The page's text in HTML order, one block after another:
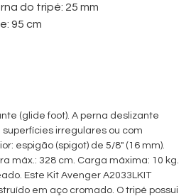
do tripé: 25 mm
95 cm
(glide foot). A perna deslizante
irregulares ou com
espigão (spigot) de 5/8″ (16 mm).
máx.: 328 cm. Carga máxima: 10 kg.
Este Kit Avenger A2033LKIT
em aço cromado. O tripé possui